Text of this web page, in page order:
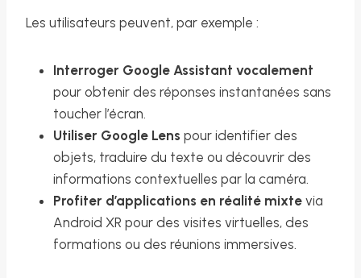
Les utilisateurs peuvent, par exemple :
Interroger Google Assistant vocalement
pour obtenir des réponses instantanées sans
toucher l’écran.
Utiliser Google Lens pour identifier des
objets, traduire du texte ou découvrir des
informations contextuelles par la caméra.
Profiter d’applications en réalité mixte via
Android XR pour des visites virtuelles, des
formations ou des réunions immersives.